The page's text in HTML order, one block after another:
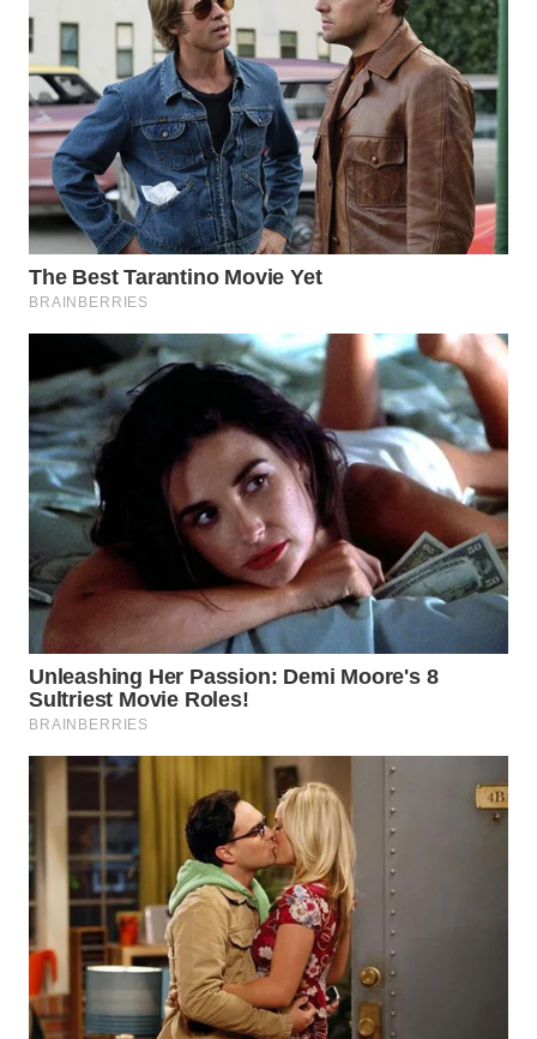
WN
DEPOK
WN
TAPANULI
UTARA
SAMOSIR
PADANG
LAWAS
WN
SUMEDANG
WN
CIANJUR
KEPULAUAN
SERIBU
WN
TANGERANG
WN
BINJAI
WN
CIREBON
WN